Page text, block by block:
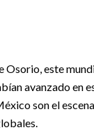
este
avanzado en
son el